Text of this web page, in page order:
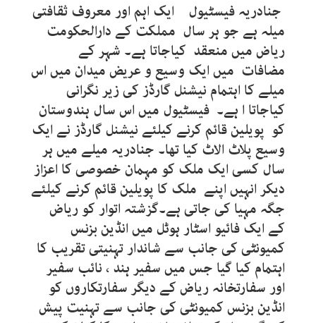
جنادریہ فیسٹیول ایک اہم اور معروف ثقافتی
میلہ ہے جو ہر سال مملکت کے دارالحکومت
ریاض میں منعقد کیاجاتا ہے۔ شہر کے
مضافات میں ایک وسیع و عریض میدان میں اس
میلے کا اہتمام نیشنل گارڈز کی زیر نگرانی
کیاجاتا ا ہے۔ فیسٹیول میں اس سال ہندوستان
کو پویلین قائم کرنے کیلئے نیشنل گارڈز نے ایک
وسیع پلاٹ الاٹ کیا تھا۔ جنادریہ میلے میں ہر
سال کسی ایک ملک کو مہمان خصوصی کا اعزاز
دیکر انہیں اپنے ملک کا پویلین قائم کرنے کیلئے
جگہ مہیا کی جاتی ہے۔گزشتہ اتوار کو ریاض
کے ایک فائیو اسٹار ہوٹل میں انڈین بزنس
کمیونٹی کی جانب سے شاندار تہنیتی تقریب کا
اہتمام کیا گیا جس میں سفیر ہند ، نائب سفیر
اور سفارتخانہ ریاض کے دیگر سفارتکاروں کو
انڈین بزنس کمیونٹی کی جانب سے تہنیت پیش